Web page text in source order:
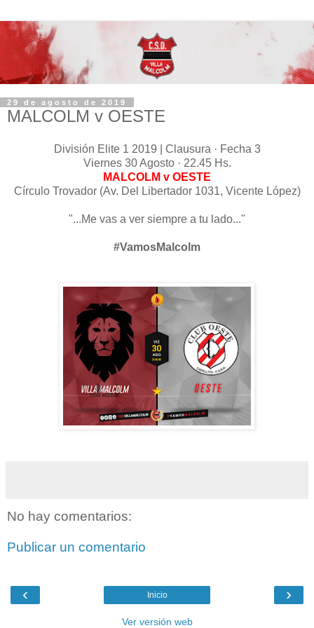
29 de agosto de 2019
MALCOLM v OESTE
División Elite 1 2019 | Clausura · Fecha 3
Viernes 30 Agosto · 22.45 Hs.
MALCOLM v OESTE
Círculo Trovador (Av. Del Libertador 1031, Vicente López)
"...Me vas a ver siempre a tu lado..."
#VamosMalcolm
No hay comentarios:
Publicar un comentario
‹ ›
Inicio
Ver versión web